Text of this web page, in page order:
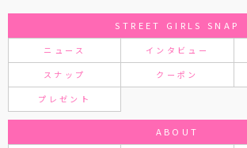
STREET GIRLS SNAP
ニュース インタビュー
スナップ クーポン
プレゼント
ABOUT